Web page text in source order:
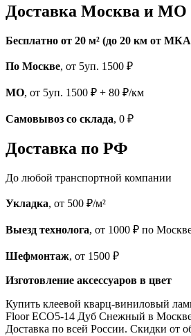
Доставка Москва и МО
Бесплатно от 20 м² (до 20 км от
По Москве, от 5уп. 1500 ₽
МО, от 5уп. 1500 ₽ + 80 ₽/км
Самовывоз со склада, 0 ₽
Доставка по РФ
До любой транспортной компании
Укладка, от 500 ₽/м²
Выезд технолога, от 1000 ₽ по
Шефмонтаж, от 1500 ₽
Изготовление аксессуаров в цвет
Купить клеевой кварц-виниловый
Floor ЕСО5-14 Дуб Снежный в
Доставка по всей России. Скидки от